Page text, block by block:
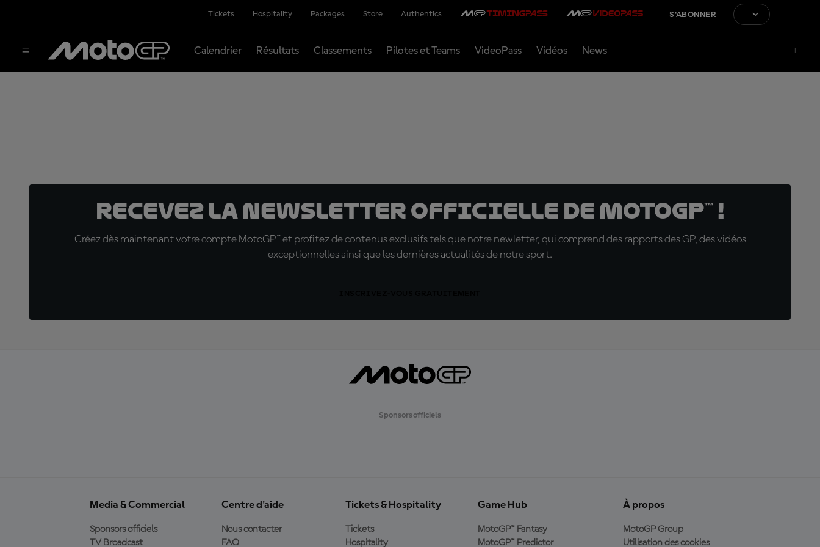
Tickets Hospitality Packages Store Authentics S'ABONNER
Calendrier Résultats Classements Pilotes et Teams VideoPass Vidéos News
Recevez la Newsletter officielle de MotoGP™ !
Créez dès maintenant votre compte MotoGP™ et profitez de contenus exclusifs tels que notre newletter, qui comprend des rapports des GP, des vidéos
exceptionnelles ainsi que les dernières actualités de notre sport.
Sponsors officiels
Media & Commercial
Sponsors officiels
TV Broadcast
Centre d'aide
Nous contacter
FAQ
Tickets & Hospitality
Tickets
Hospitality
Game Hub
MotoGP™ Fantasy
MotoGP™ Predictor
À propos
MotoGP Group
Utilisation des cookies